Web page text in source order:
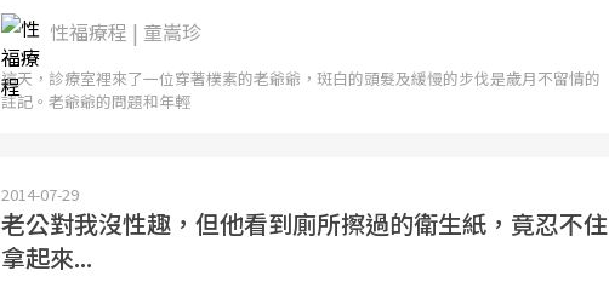
性福療程 | 童嵩珍
這天，診療室裡來了一位穿著樸素的老爺爺，斑白的頭髮及緩慢的步伐是歲月不留情的
註記。老爺爺的問題和年輕
2014-07-29
老公對我沒性趣，但他看到廁所擦過的衛生紙，竟忍不住
拿起來...